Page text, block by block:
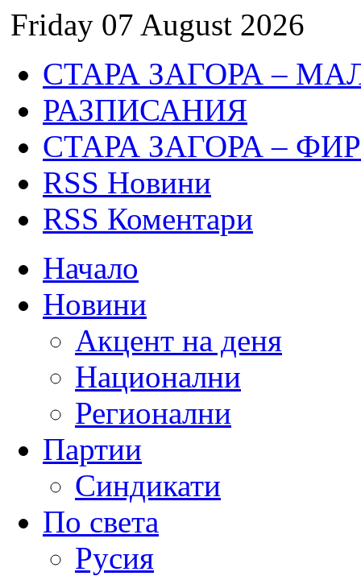
Friday 07 August 2026
СТАРА ЗАГОРА –
РАЗПИСАНИЯ
СТАРА ЗАГОРА –
RSS Новини
RSS Коментари
Начало
Новини
Акцент на деня
Национални
Регионални
Партии
Синдикати
По света
Русия